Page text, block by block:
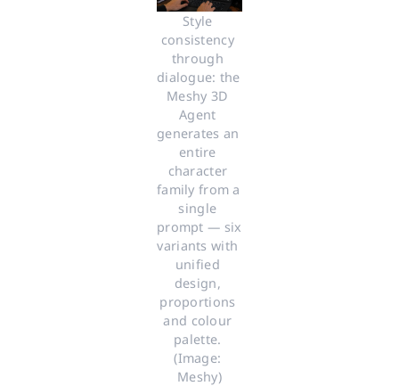
Style
consistency
through
dialogue: the
Meshy 3D
Agent
generates an
entire
character
family from a
single
prompt — six
variants with
unified
design,
proportions
and colour
palette.
(Image:
Meshy)